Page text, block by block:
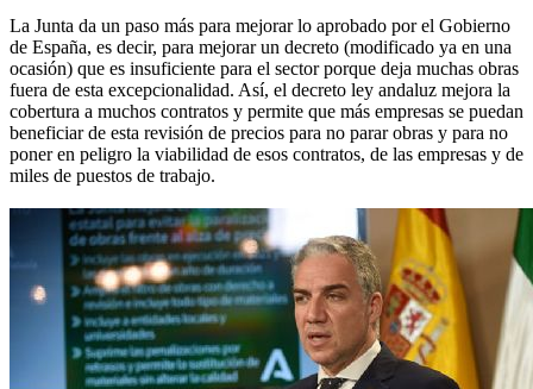
La Junta da un paso más para mejorar lo aprobado por el Gobierno
de España, es decir, para mejorar un decreto (modificado ya en una
ocasión) que es insuficiente para el sector porque deja muchas obras
fuera de esta excepcionalidad. Así, el decreto ley andaluz mejora la
cobertura a muchos contratos y permite que más empresas se puedan
beneficiar de esta revisión de precios para no parar obras y para no
poner en peligro la viabilidad de esos contratos, de las empresas y de
miles de puestos de trabajo.